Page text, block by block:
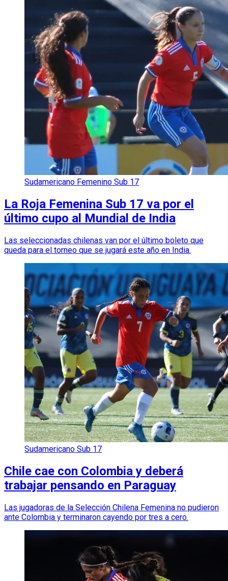
Sudamericano Femenino Sub 17
La Roja Femenina Sub 17 va por el
último cupo al Mundial de India
Las seleccionadas chilenas van por el último boleto que
queda para el torneo que se jugará este año en India.
Sudamericano Sub 17
Chile cae con Colombia y deberá
trabajar pensando en Paraguay
Las jugadoras de la Selección Chilena Femenina no pudieron
ante Colombia y terminaron cayendo por tres a cero.